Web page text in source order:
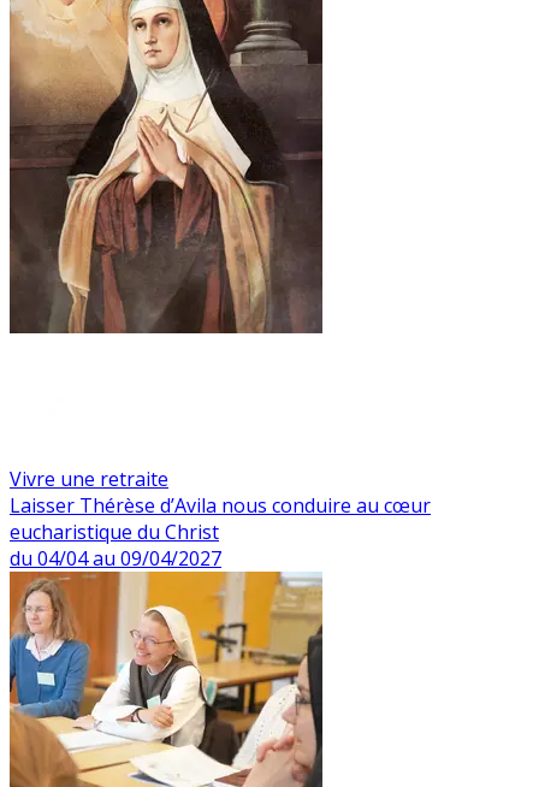
Vivre une retraite
Laisser Thérèse d’Avila nous conduire au cœur
eucharistique du Christ
du 04/04 au 09/04/2027